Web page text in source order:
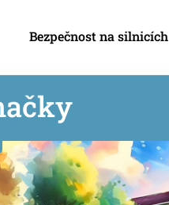
Bezpečnost na silnicích